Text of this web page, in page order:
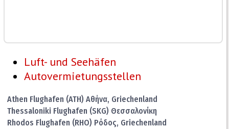
Luft- und Seehäfen
Autovermietungsstellen
Athen Flughafen (ATH) Αθήνα, Griechenland
Thessaloniki Flughafen (SKG) Θεσσαλονίκη
Rhodos Flughafen (RHO) Ρόδος, Griechenland